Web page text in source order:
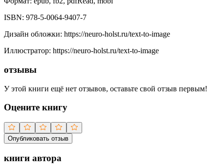
ISBN: 978-5-0064-9407-7
Дизайн обложки: https://neuro-holst.ru/text-to-image
Иллюстратор: https://neuro-holst.ru/text-to-image
отзывы
У этой книги ещё нет отзывов, оставьте свой отзыв первым!
Оцените книгу
Опубликовать отзыв
книги автора